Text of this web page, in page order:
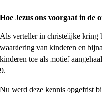
Hoe Jezus ons voorgaat in de
Als verteller in christelijke kring
waardering van kinderen en
kinderen toe als motief
9.
Nu werd deze kennis opgefrist